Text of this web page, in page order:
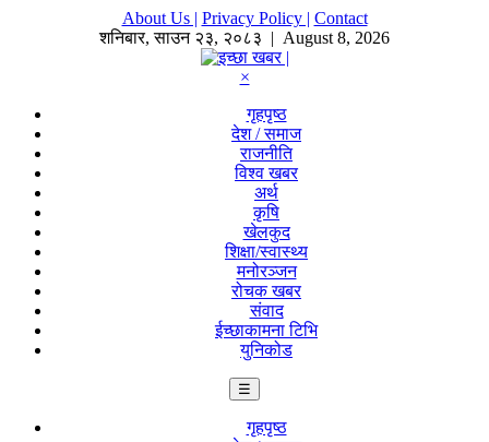
About Us | Privacy Policy | Contact
शनिबार,साउन २३, २०८३ | August 8, 2026
×
गृहपृष्ठ
देश / समाज
राजनीति
विश्व खबर
अर्थ
कृषि
खेलकुद
शिक्षा/स्वास्थ्य
मनोरञ्जन
रोचक खबर
संवाद
ईच्छाकामना टिभि
युनिकोड
☰
गृहपृष्ठ